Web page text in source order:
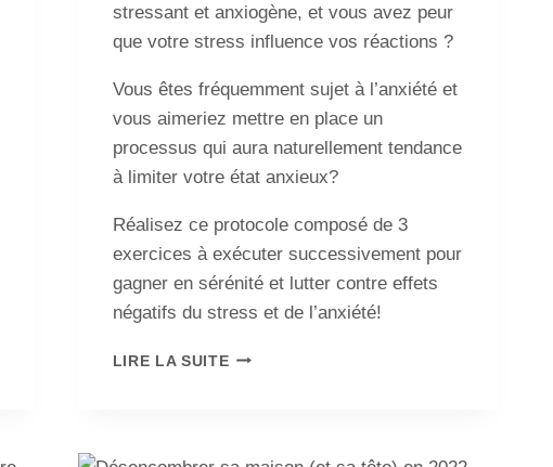
stressant et anxiogène, et vous avez peur
que votre stress influence vos réactions ?
Vous êtes fréquemment sujet à l’anxiété et
vous aimeriez mettre en place un
processus qui aura naturellement tendance
à limiter votre état anxieux?
Réalisez ce protocole composé de 3
exercices à exécuter successivement pour
gagner en sérénité et lutter contre effets
négatifs du stress et de l’anxiété!
LIRE LA SUITE